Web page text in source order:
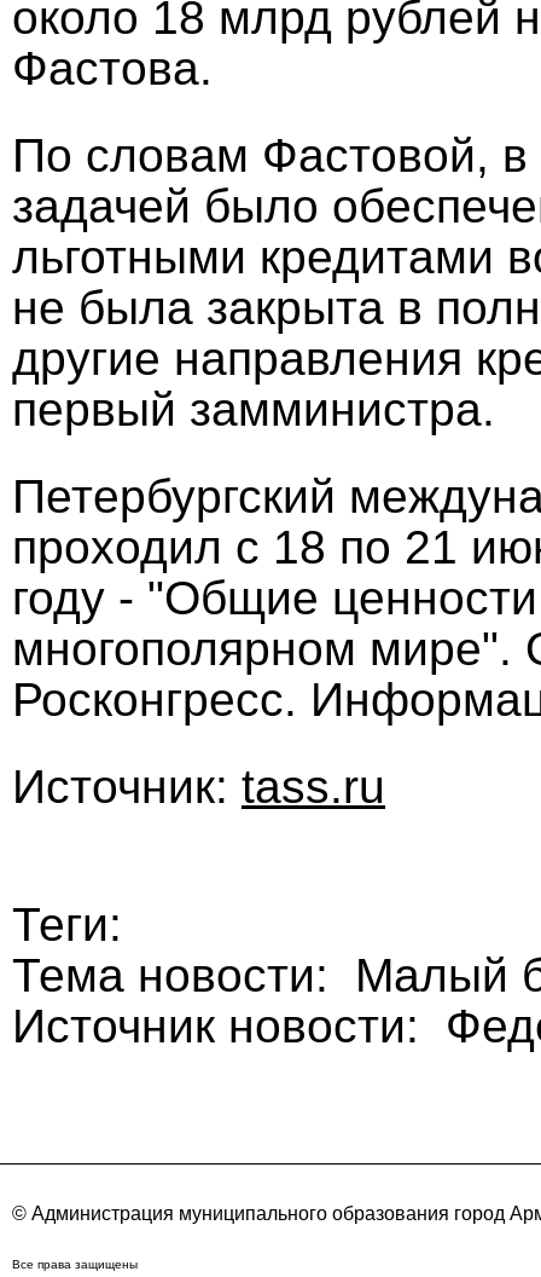
около 18 млрд рублей
Фастова.
По словам Фастовой, в
задачей было
льготными кредитами
не была закрыта в
другие направления
первый замминистра.
Петербургский
проходил с 18 по 21
году - "Общие
многополярном
Росконгресс.
Источник: tass.ru
Теги:
Тема новости: Малый
Источник новости:
© Администрация муниципального образования город
Все права защищены